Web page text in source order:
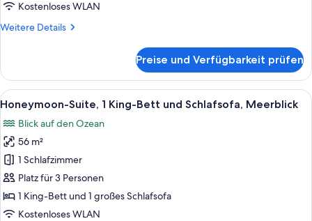
Kostenloses WLAN
Weitere Details
Weitere
Zimmer,
1 King-
Bett,
Meerblick
Preise und Verfügbarkeit prüfen
Alle
Fotos
für
Honeymoon-
Suite,
1 King-
Bett
und
Ein Hotelzimmer mit einem großen
14
Honeymoon-Suite, 1 King-Bett und Schlafsofa, Meerblick
Blick auf den Ozean
56 m²
1 Schlafzimmer
Platz für 3 Personen
1 King-Bett und 1 großes Schlafsofa
Kostenloses WLAN